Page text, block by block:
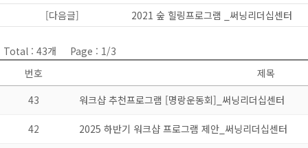
[다음글]
2021 숲 힐링프로그램 _써닝리더십센터
Total : 43개
Page : 1/3
번호
제목
43
워크샵 추천프로그램 [명랑운동회]_써닝리더십센터
42 2025 하반기 워크샵 프로그램 제안_써닝리더십센터